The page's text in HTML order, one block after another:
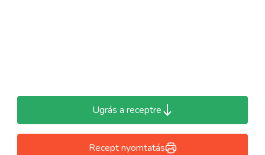
Ugrás a receptre
Recept nyomtatás